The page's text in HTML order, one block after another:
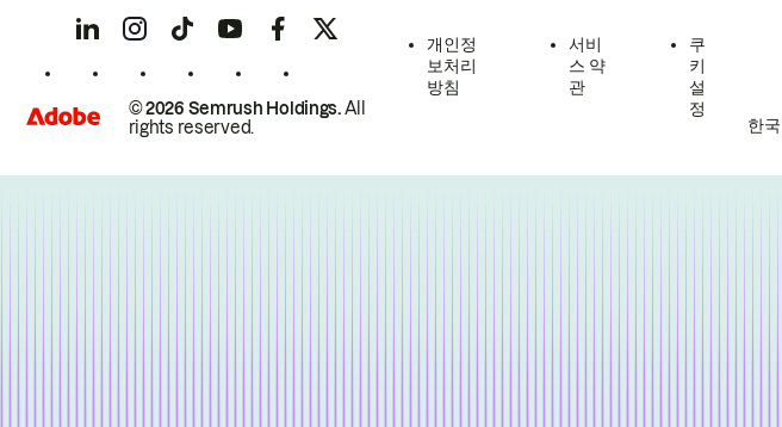
© 2026 Semrush Holdings.All
rights reserved.
개인정
보처리
방침
서비
스 약
관
쿠
키
설
정
한